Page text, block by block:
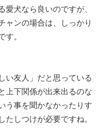
愛犬なら良いのですが、
ャンの場合は、しっかり
す。
い友人」だと思っている
上下関係が出来出るのな
う事を聞かなかったりす
たしつけが必要ですね。